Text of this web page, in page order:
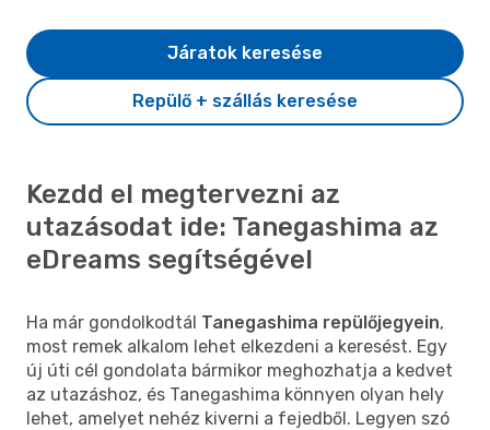
Repülő + szállás keresése
Járatok keresése
Kezdd el megtervezni az
utazásodat ide: Tanegashima az
eDreams segítségével
Ha már gondolkodtál Tanegashima repülőjegyein,
most remek alkalom lehet elkezdeni a keresést. Egy
új úti cél gondolata bármikor meghozhatja a kedvet
az utazáshoz, és Tanegashima könnyen olyan hely
lehet, amelyet nehéz kiverni a fejedből. Legyen szó